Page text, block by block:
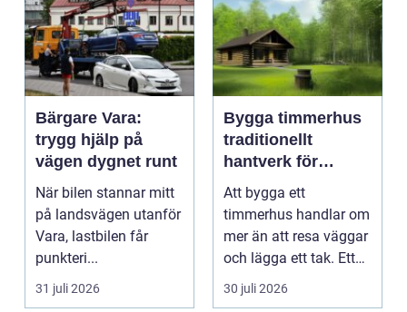
Bärgare Vara:
trygg hjälp på
vägen dygnet runt
När bilen stannar mitt
på landsvägen utanför
Vara, lastbilen får
punkteri...
31 juli 2026
Bygga timmerhus
traditionellt
hantverk för
moderna behov
Att bygga ett
timmerhus handlar om
mer än att resa väggar
och lägga ett tak. Ett
timmerhus är ett lå...
30 juli 2026